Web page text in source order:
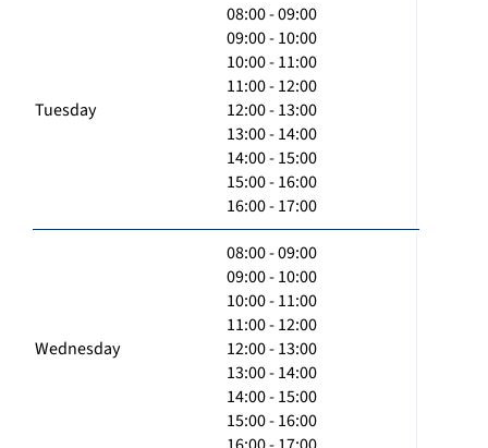
Tuesday
08:00 - 09:00
09:00 - 10:00
10:00 - 11:00
11:00 - 12:00
12:00 - 13:00
13:00 - 14:00
14:00 - 15:00
15:00 - 16:00
16:00 - 17:00
Wednesday
08:00 - 09:00
09:00 - 10:00
10:00 - 11:00
11:00 - 12:00
12:00 - 13:00
13:00 - 14:00
14:00 - 15:00
15:00 - 16:00